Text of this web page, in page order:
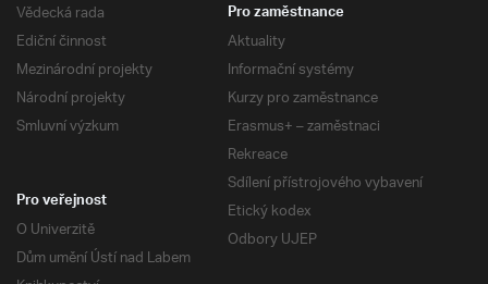
Vědecká rada
Ediční činnost
Mezinárodní projekty
Národní projekty
Smluvní výzkum
Pro zaměstnance
Aktuality
Informační systémy
Kurzy pro zaměstnance
Erasmus+ – zaměstnaci
Rekreace
Sdílení přístrojového vybavení
Etický kodex
Odbory UJEP
Pro veřejnost
O Univerzitě
Dům umění Ústí nad Labem